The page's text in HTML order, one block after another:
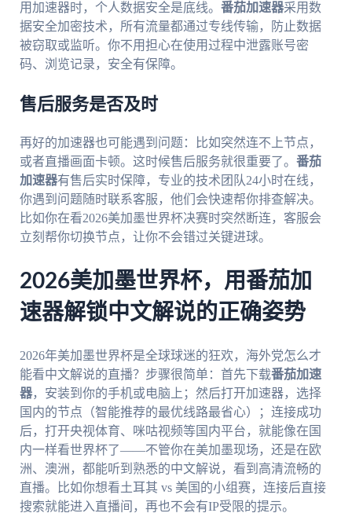
用加速器时，个人数据安全是底线。 番茄加速器采用数
据安全加密技术，所有流量都通过专线传输，防止数据
被窃取或监听。你不用担心在使用过程中泄露账号密
码、浏览记录，安全有保障。
售后服务是否及时
再好的加速器也可能遇到问题：比如突然连不上节点，
或者直播画面卡顿。这时候售后服务就很重要了。 番茄
加速器有售后实时保障，专业的技术团队24小时在线，
你遇到问题随时联系客服，他们会快速帮你排查解决。
比如你在看2026美加墨世界杯决赛时突然断连，客服会
立刻帮你切换节点，让你不会错过关键进球。
2026美加墨世界杯，用番茄加
速器解锁中文解说的正确姿势
2026年美加墨世界杯是全球球迷的狂欢，海外党怎么才
能看中文解说的直播？步骤很简单：首先下载番茄加速
器，安装到你的手机或电脑上；然后打开加速器，选择
国内的节点（智能推荐的最优线路最省心）；连接成功
后，打开央视体育、咪咕视频等国内平台，就能像在国
内一样看世界杯了——不管你在美加墨现场，还是在欧
洲、澳洲，都能听到熟悉的中文解说，看到高清流畅的
直播。比如你想看土耳其 vs 美国的小组赛，连接后直接
搜索就能进入直播间，再也不会有IP受限的提示。